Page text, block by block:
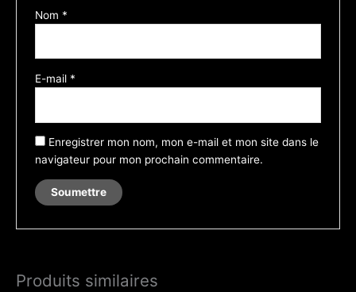
Nom *
E-mail *
Enregistrer mon nom, mon e-mail et mon site dans le
navigateur pour mon prochain commentaire.
Produits similaires